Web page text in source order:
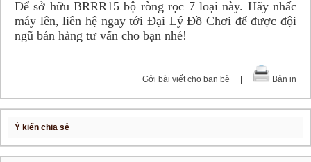
Để sở hữu BRRR15 bộ ròng rọc 7 loại này. Hãy nhấc
máy lên, liên hệ ngay tới Đại Lý Đồ Chơi để được đội
ngũ bán hàng tư vấn cho bạn nhé!
Gởi bài viết cho bạn bè Bản in
Ý kiến chia sẻ